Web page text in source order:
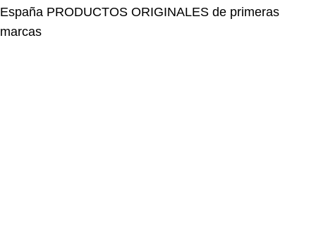
marcas